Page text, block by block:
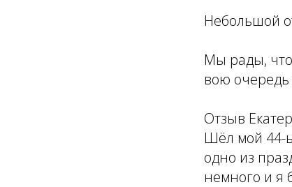
Небольшой
Мы рады, что
вою очередь
Отзыв
Шёл мой 44-
одно из
немного и я